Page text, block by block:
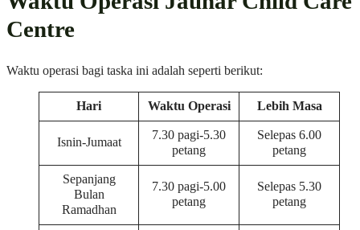
Centre
Waktu operasi bagi taska ini adalah seperti berikut:
Hari Waktu Operasi Lebih Masa
Isnin-Jumaat
7.30 pagi-5.30
petang
Selepas 6.00
petang
Sepanjang
Bulan
Ramadhan
7.30 pagi-5.00
petang
Selepas 5.30
petang